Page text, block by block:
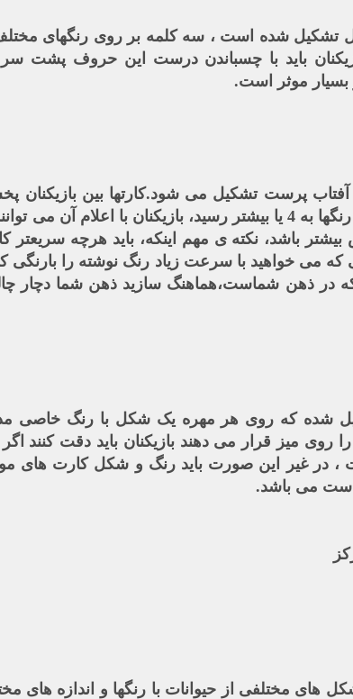
تشکیل شده است ، سه کلمه بر روی رنگهای
باید با چسباندن درست این حروف پشت
بسیار موثر است.
کارت بازی و 6 عدد کارت آفتاب پرست تشکیل می شود.کارتها بین
ترتیب کارتها را می اندازند. هر وقت تعداد رنگها به 4 یا بیشتر رسید،
که می خواهید با سرعت زیاد رنگ نوشته را
کارت تشکیل شده که روی هر مهره یک شکل با رنگ
روی میز قرار می دهند بازیکنان باید دقت کنند
در غیر این صورت باید رنگ و شکل کارت های
می باشد.
از حیوانات با رنگها و اندازه های